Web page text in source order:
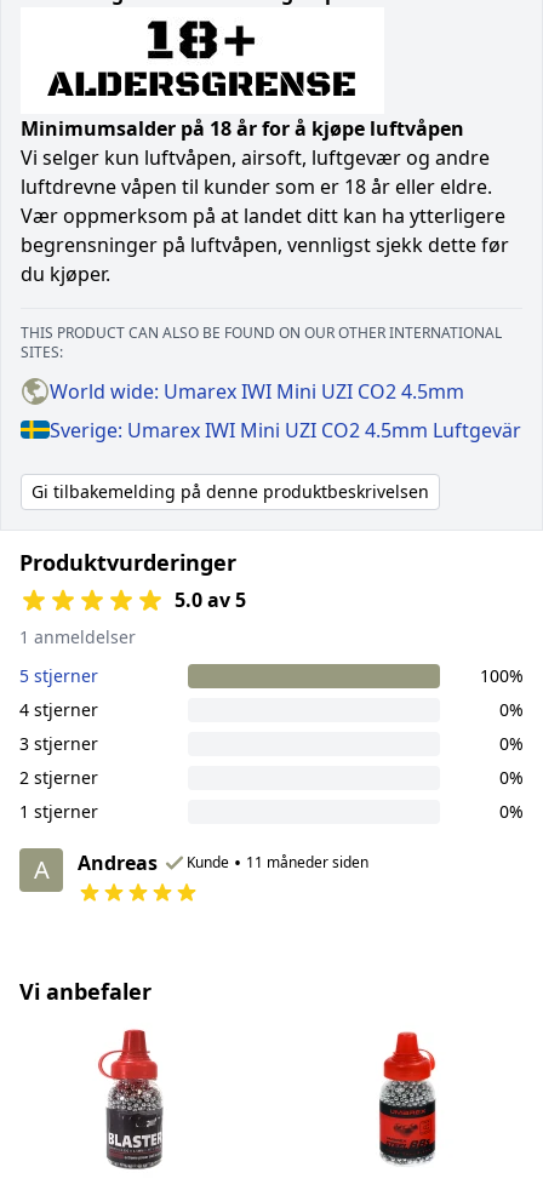
Minimumsalder på 18 år for å kjøpe luftvåpen
Vi selger kun luftvåpen, airsoft, luftgevær og andre
luftdrevne våpen til kunder som er 18 år eller eldre.
Vær oppmerksom på at landet ditt kan ha ytterligere
begrensninger på luftvåpen, vennligst sjekk dette før
du kjøper.
THIS PRODUCT CAN ALSO BE FOUND ON OUR OTHER INTERNATIONAL
SITES:
World wide: Umarex IWI Mini UZI CO2 4.5mm
Sverige: Umarex IWI Mini UZI CO2 4.5mm Luftgevär
Gi tilbakemelding på denne produktbeskrivelsen
Produktvurderinger
5.0 av 5
1 anmeldelser
5 stjerner
100%
4 stjerner
0%
3 stjerner
0%
2 stjerner
0%
1 stjerner
0%
A Andreas Kunde • 11 måneder siden
Vi anbefaler